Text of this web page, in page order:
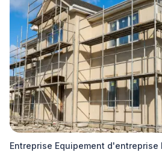
Entreprise Equipement d'entreprise